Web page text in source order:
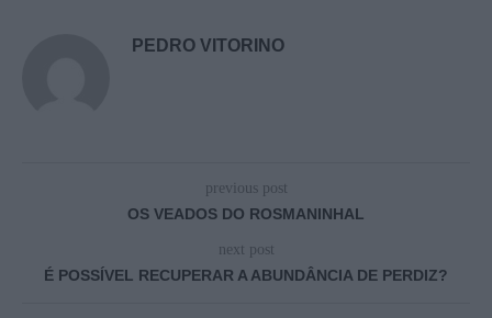
PEDRO VITORINO
previous post
OS VEADOS DO ROSMANINHAL
next post
É POSSÍVEL RECUPERAR A ABUNDÂNCIA DE PERDIZ?